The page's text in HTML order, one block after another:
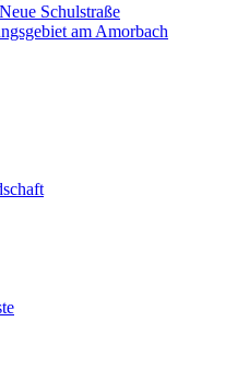
Schulstraße
am Amorbach